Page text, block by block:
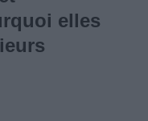
elles